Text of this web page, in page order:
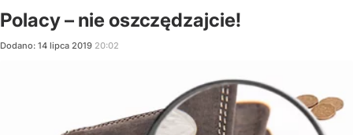
Polacy – nie oszczędzajcie!
Dodano: 14 lipca 2019 20:02